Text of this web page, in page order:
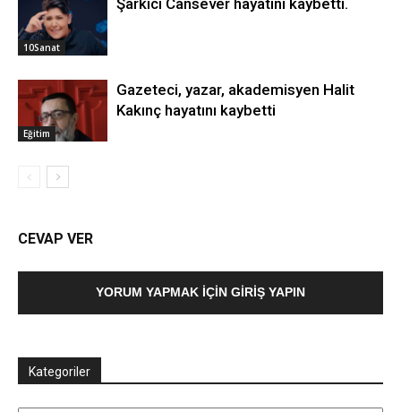
10Sanat
Şarkıcı Cansever hayatını kaybetti.
Eğitim
Gazeteci, yazar, akademisyen Halit
Kakınç hayatını kaybetti
CEVAP VER
YORUM YAPMAK İÇIN GIRIŞ YAPIN
Kategoriler
Kategoriler